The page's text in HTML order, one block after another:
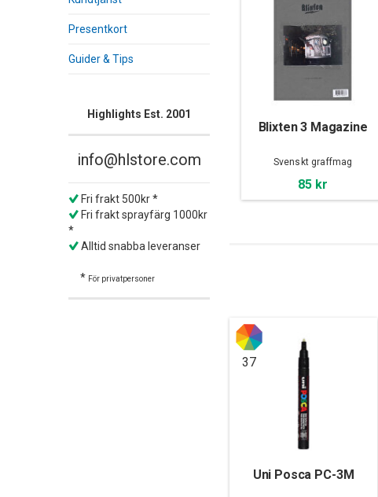
Presentkort
Guider & Tips
Highlights Est. 2001
info@hlstore.com
Fri frakt 500kr *
Fri frakt sprayfärg 1000kr
*
Alltid snabba leveranser
* För privatpersoner
Blixten 3 Magazine
Svenskt graffmag
85 kr
37
Uni Posca PC-3M